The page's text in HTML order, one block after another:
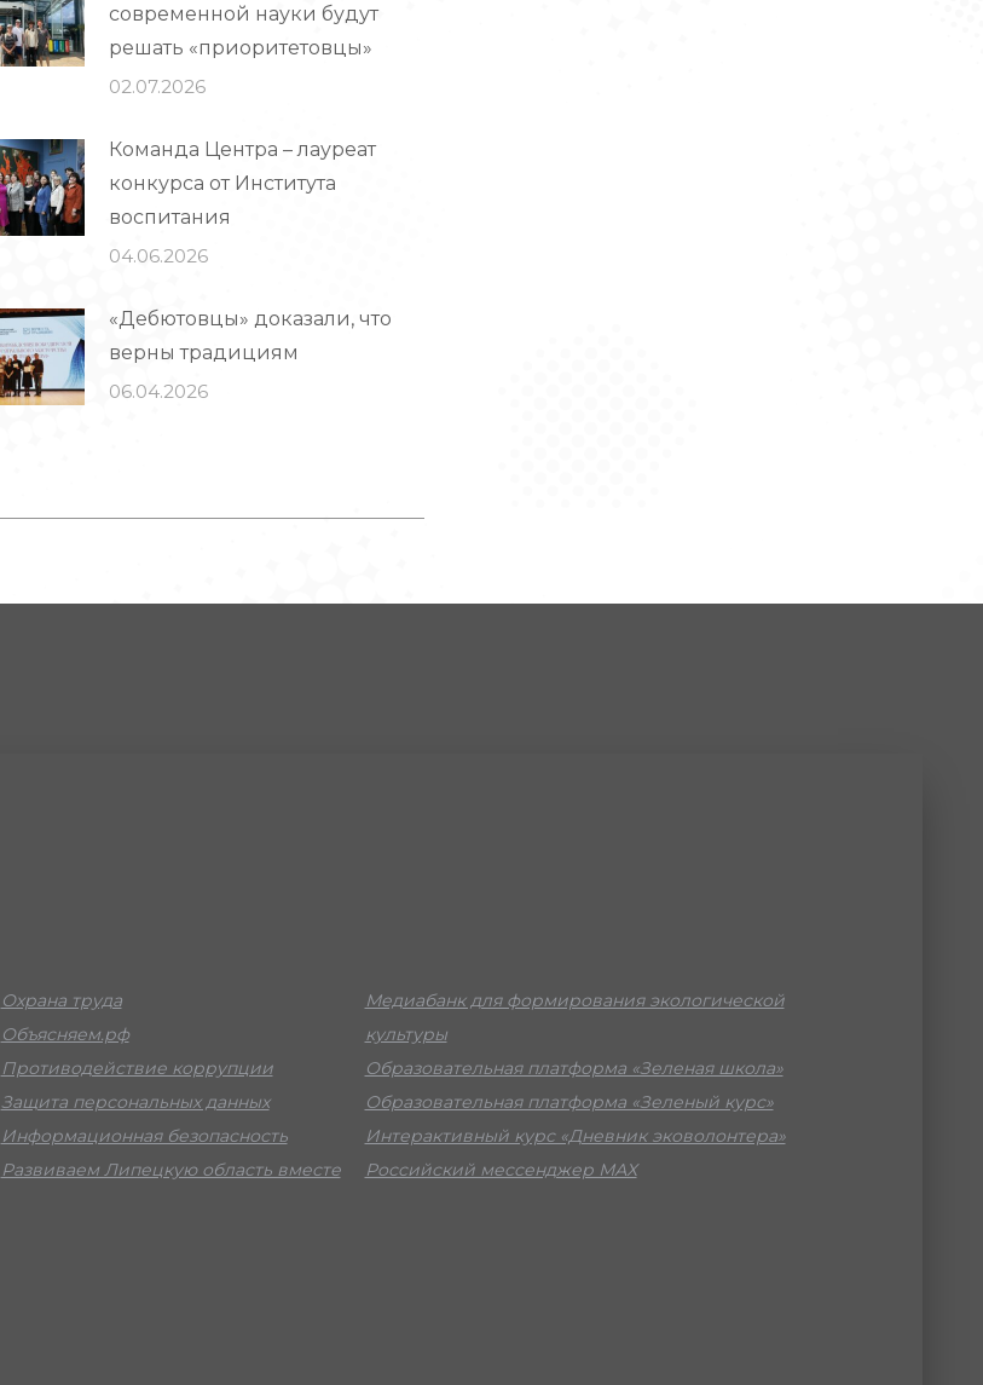
современной науки будут
решать «приоритетовцы»
02.07.2026
Команда Центра – лауреат
конкурса от Института
воспитания
04.06.2026
«Дебютовцы» доказали, что
верны традициям
06.04.2026
Охрана труда
Объясняем.рф
Противодействие коррупции
Защита персональных данных
Информационная безопасность
Развиваем Липецкую область вместе
Медиабанк для формирования экологической
культуры
Образовательная платформа «Зеленая школа»
Образовательная платформа «Зеленый курс»
Интерактивный курс «Дневник эковолонтера»
Российский мессенджер МАХ